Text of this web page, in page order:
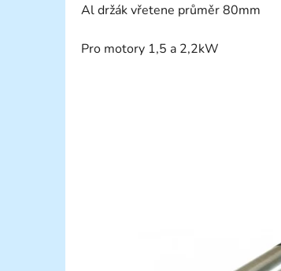
Al držák vřetene průměr 80mm
Pro motory 1,5 a 2,2kW